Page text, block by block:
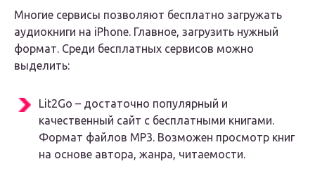
Многие сервисы позволяют бесплатно загружать
аудиокниги на iPhone. Главное, загрузить нужный
формат. Среди бесплатных сервисов можно
выделить:
Lit2Go – достаточно популярный и
качественный сайт с бесплатными книгами.
Формат файлов MP3. Возможен просмотр книг
на основе автора, жанра, читаемости.